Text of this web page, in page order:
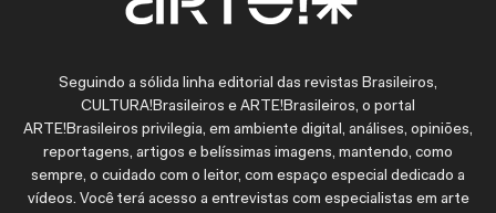
Seguindo a sólida linha editorial das revistas Brasileiros,
CULTURA!Brasileiros e ARTE!Brasileiros, o portal
ARTE!Brasileiros privilegia, em ambiente digital, análises, opiniões,
reportagens, artigos e belíssimas imagens, mantendo, como
sempre, o cuidado com o leitor, com espaço especial dedicado a
vídeos. Você terá acesso a entrevistas com especialistas em arte